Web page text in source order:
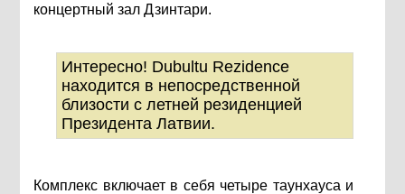
концертный зал Дзинтари.
Интересно! Dubultu Rezidence
находится в непосредственной
близости с летней резиденцией
Президента Латвии.
Комплекс включает в себя четыре таунхауса и